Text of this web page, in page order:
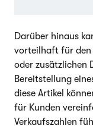
Darüber hinaus
vorteilhaft für den
oder zusätzlichen
Bereitstellung
diese Artikel
für Kunden
Verkaufszahlen